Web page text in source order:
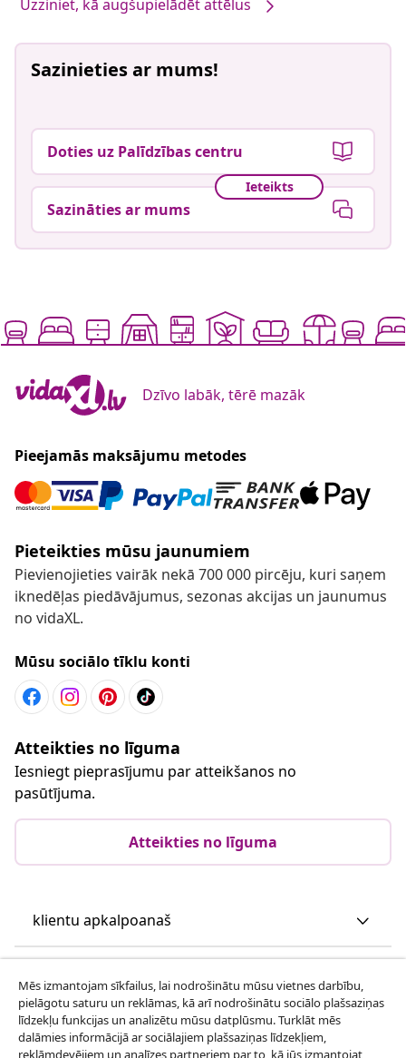
Uzziniet, kā augšupielādēt attēlus
Sazinieties ar mums!
Doties uz Palīdzības centru
Ieteikts
Sazināties ar mums
Dzīvo labāk, tērē mazāk
Pieejamās maksājumu metodes
Pieteikties mūsu jaunumiem
Pievienojieties vairāk nekā 700 000 pircēju, kuri saņem
iknedēļas piedāvājumus, sezonas akcijas un jaunumus
no vidaXL.
Mūsu sociālo tīklu konti
Atteikties no līguma
Iesniegt pieprasījumu par atteikšanos no
pasūtījuma.
Atteikties no līguma
klientu apkalpoanaš
vidaXL
Mēs izmantojam sīkfailus, lai nodrošinātu mūsu vietnes darbību,
pielāgotu saturu un reklāmas, kā arī nodrošinātu sociālo plašsaziņas
līdzekļu funkcijas un analizētu mūsu datplūsmu. Turklāt mēs
dalāmies informācijā ar sociālajiem plašsaziņas līdzekļiem,
reklāmdevējiem un analīzes partneriem par to, kā jūs izmantojat